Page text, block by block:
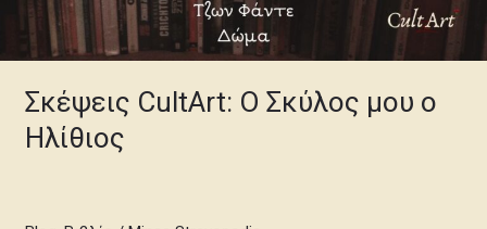
Σκέψεις CultArt: Ο Σκύλος μου ο
Ηλίθιος